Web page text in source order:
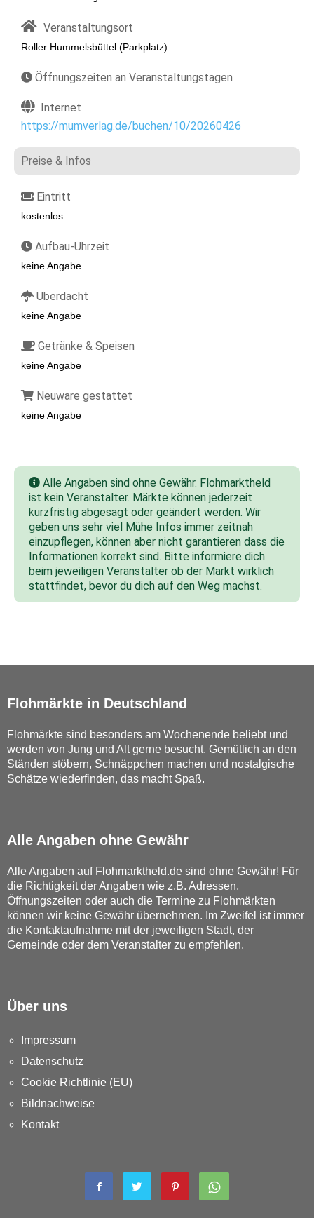
Veranstaltungsort
Roller Hummelsbüttel (Parkplatz)
Öffnungszeiten an Veranstaltungstagen
Internet
https://mumverlag.de/buchen/10/20260426
Preise & Infos
Eintritt
kostenlos
Aufbau-Uhrzeit
keine Angabe
Überdacht
keine Angabe
Getränke & Speisen
keine Angabe
Neuware gestattet
keine Angabe
Alle Angaben sind ohne Gewähr. Flohmarktheld
ist kein Veranstalter. Märkte können jederzeit
kurzfristig abgesagt oder geändert werden. Wir
geben uns sehr viel Mühe Infos immer zeitnah
einzupflegen, können aber nicht garantieren dass die
Informationen korrekt sind. Bitte informiere dich
beim jeweiligen Veranstalter ob der Markt wirklich
stattfindet, bevor du dich auf den Weg machst.
Flohmärkte in Deutschland
Flohmärkte sind besonders am Wochenende beliebt und
werden von Jung und Alt gerne besucht. Gemütlich an den
Ständen stöbern, Schnäppchen machen und nostalgische
Schätze wiederfinden, das macht Spaß.
Alle Angaben ohne Gewähr
Alle Angaben auf Flohmarktheld.de sind ohne Gewähr! Für
die Richtigkeit der Angaben wie z.B. Adressen,
Öffnungszeiten oder auch die Termine zu Flohmärkten
können wir keine Gewähr übernehmen. Im Zweifel ist immer
die Kontaktaufnahme mit der jeweiligen Stadt, der
Gemeinde oder dem Veranstalter zu empfehlen.
Über uns
Impressum
Datenschutz
Cookie Richtlinie (EU)
Bildnachweise
Kontakt